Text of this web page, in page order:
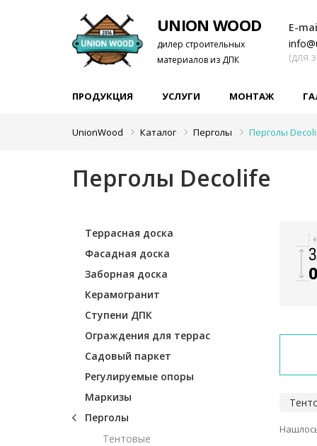
UNION WOOD
дилер строительных
материалов из ДПК
E-
(для
ПРОДУКЦИЯ УСЛУГИ МОНТАЖ
UnionWood Каталог Перголы Перголы
Перголы Decolife
Террасная доска
Фасадная доска
Заборная доска
Керамогранит
Ступени ДПК
Ограждения для террас
Садовый паркет
Регулируемые опоры
Маркизы
Перголы
Тентовые